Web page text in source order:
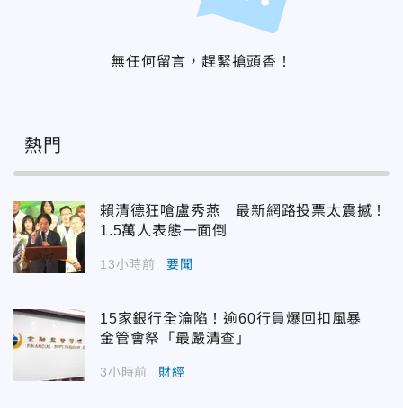
無任何留言，趕緊搶頭香！
熱門
賴清德狂嗆盧秀燕 最新網路投票太震撼！
1.5萬人表態一面倒
13小時前 要聞
15家銀行全淪陷！逾60行員爆回扣風暴
金管會祭「最嚴清查」
3小時前 財經